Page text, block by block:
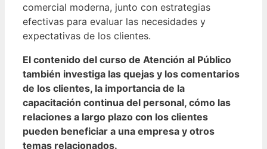
comercial moderna, junto con estrategias
efectivas para evaluar las necesidades y
expectativas de los clientes.
El contenido del curso de Atención al Público
también investiga las quejas y los comentarios
de los clientes, la importancia de la
capacitación continua del personal, cómo las
relaciones a largo plazo con los clientes
pueden beneficiar a una empresa y otros
temas relacionados.